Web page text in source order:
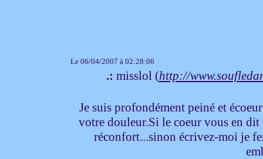
Le 06/04/2007 à 02:28:06
.: misslol (http://
Je suis profondément peiné et
votre douleur.Si le coeur vous en dit
réconfort...sinon écrivez-moi je